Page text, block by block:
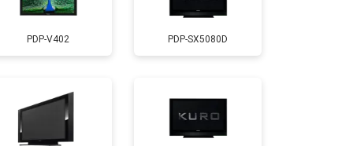
3500 ₽ Заказать
5200 ₽
PDP-V402 PDP-SX5080D